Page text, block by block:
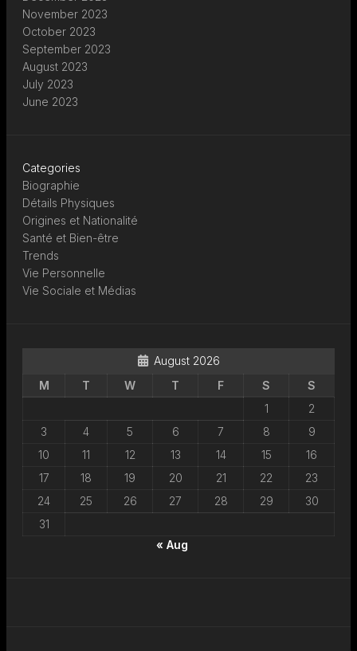
November 2023
October 2023
September 2023
August 2023
July 2023
June 2023
Categories
Biographie
Détails Physiques
Origines et Nationalité
Santé et Bien-être
Trends
Vie Personnelle
Vie Sociale et Médias
August 2026
M
T W T F S
S
1
2
3
4 5 6 7 8
9
10
11 12 13 14 15
16
17
18 19 20 21 22
23
24
25 26 27 28 29
30
31
« Aug